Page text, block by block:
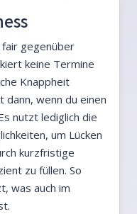
gegenüber
keine Termine
Knappheit
wenn du einen
nutzt lediglich die
um Lücken
kurzfristige
zu füllen. So
was auch im